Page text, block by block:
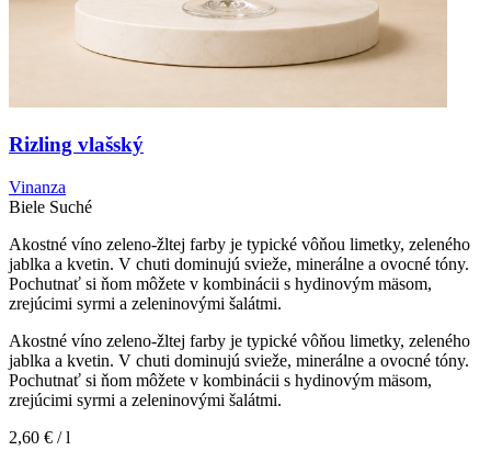
Rizling vlašský
Vinanza
Biele Suché
Akostné víno zeleno-žltej farby je typické vôňou limetky, zeleného
jablka a kvetin. V chuti dominujú svieže, minerálne a ovocné tóny.
Pochutnať si ňom môžete v kombinácii s hydinovým mäsom,
zrejúcimi syrmi a zeleninovými šalátmi.
Akostné víno zeleno-žltej farby je typické vôňou limetky, zeleného
jablka a kvetin. V chuti dominujú svieže, minerálne a ovocné tóny.
Pochutnať si ňom môžete v kombinácii s hydinovým mäsom,
zrejúcimi syrmi a zeleninovými šalátmi.
2,60 € / l